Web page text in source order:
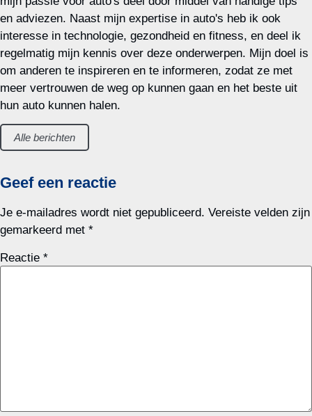
en adviezen. Naast mijn expertise in auto's heb ik ook
interesse in technologie, gezondheid en fitness, en deel ik
regelmatig mijn kennis over deze onderwerpen. Mijn doel is
om anderen te inspireren en te informeren, zodat ze met
meer vertrouwen de weg op kunnen gaan en het beste uit
hun auto kunnen halen.
Alle berichten
Geef een reactie
Je e-mailadres wordt niet gepubliceerd. Vereiste velden zijn
gemarkeerd met *
Reactie *